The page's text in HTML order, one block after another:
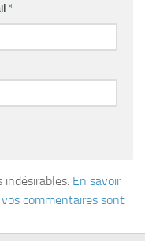
*
En savoir
commentaires sont